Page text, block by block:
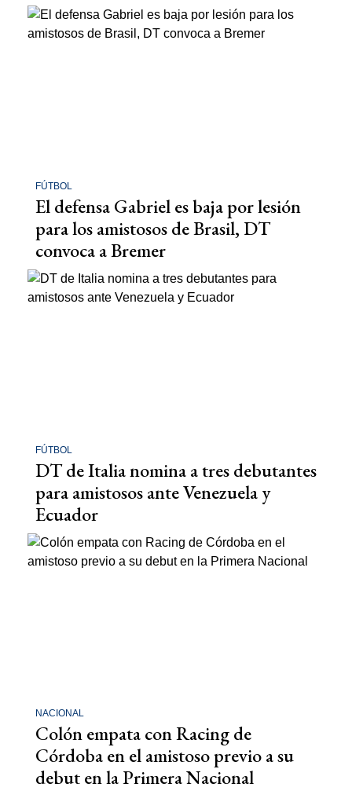
FÚTBOL
El defensa Gabriel es baja por lesión
para los amistosos de Brasil, DT
convoca a Bremer
FÚTBOL
DT de Italia nomina a tres debutantes
para amistosos ante Venezuela y
Ecuador
NACIONAL
Colón empata con Racing de
Córdoba en el amistoso previo a su
debut en la Primera Nacional